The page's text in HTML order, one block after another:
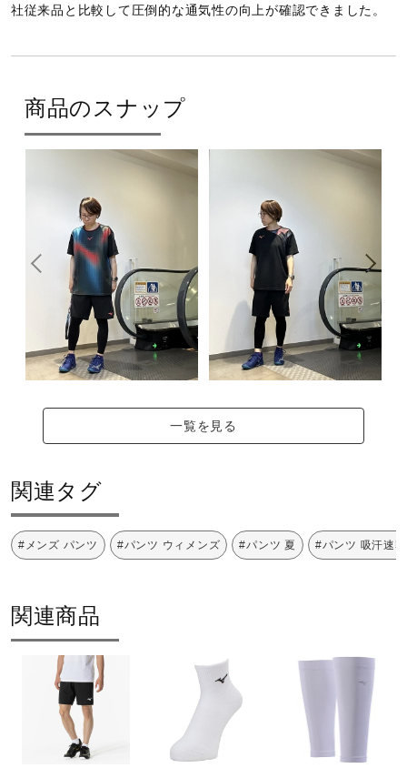
社従来品と比較して圧倒的な通気性の向上が確認できました。
商品のスナップ
一覧を見る
関連タグ
#メンズ パンツ #パンツ ウィメンズ #パンツ 夏 #パンツ 吸汗速乾
関連商品